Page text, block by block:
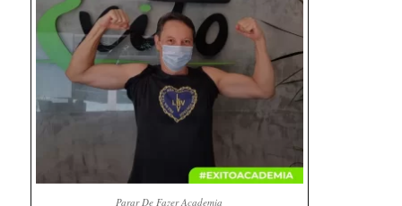
Parar De Fazer Academia